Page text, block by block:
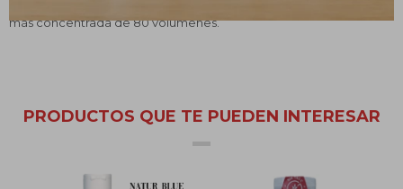
más concentrada de 80 volúmenes.
PRODUCTOS QUE TE PUEDEN INTERESAR